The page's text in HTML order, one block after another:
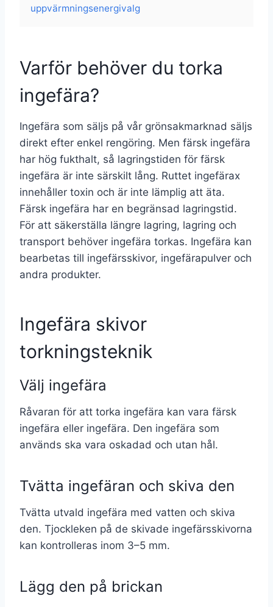
uppvärmningsenergivalg
Varför behöver du torka
ingefära?
Ingefära som säljs på vår grönsakmarknad säljs
direkt efter enkel rengöring. Men färsk ingefära
har hög fukthalt, så lagringstiden för färsk
ingefära är inte särskilt lång. Ruttet ingefärax
innehåller toxin och är inte lämplig att äta.
Färsk ingefära har en begränsad lagringstid.
För att säkerställa längre lagring, lagring och
transport behöver ingefära torkas. Ingefära kan
bearbetas till ingefärsskivor, ingefärapulver och
andra produkter.
Ingefära skivor
torkningsteknik
Välj ingefära
Råvaran för att torka ingefära kan vara färsk
ingefära eller ingefära. Den ingefära som
används ska vara oskadad och utan hål.
Tvätta ingefäran och skiva den
Tvätta utvald ingefära med vatten och skiva
den. Tjockleken på de skivade ingefärsskivorna
kan kontrolleras inom 3–5 mm.
Lägg den på brickan